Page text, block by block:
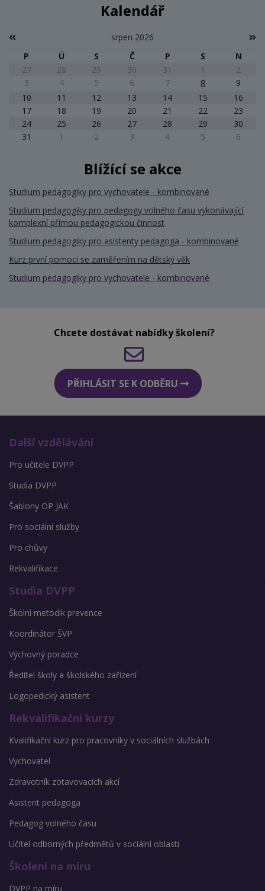
Kalendář
srpen 2026
P
Ú S Č P S
N
27
28 29 30 31 1
2
3
4 5 6 7 8
9
10
11 12 13 14 15
16
17
18 19 20 21 22
23
24
25 26 27 28 29
30
31
1 2 3 4 5 6
Blížící se akce
Studium pedagogiky pro vychovatele - kombinované
Studium pedagogiky pro pedagogy volného času vykonávající
komplexní přímou pedagogickou činnost
Studium pedagogiky pro asistenty pedagoga - kombinované
Kurz první pomoci se zaměřením na dětský věk
Studium pedagogiky pro vychovatele - kombinované
Chcete dostávat nabídky školení?
PŘIHLÁSIT SE K ODBĚRU
Další vzdělávání
Pro učitele DVPP
Studia DVPP
Šablony OP JAK
Pro sociální služby
Pro chůvy
Rekvalifikace
Studia DVPP
Školní metodik prevence
Koordinátor ŠVP
Výchovný poradce
Ředitel školy a školského zařízení
Logopedický asistent
Rekvalifikační kurzy
Kvalifikační kurz pro pracovníky v sociálních službách
Vychovatel
Zdravotník zotavovacích akcí
Asistent pedagoga
Pedagog volného času
Učitel odborných předmětů v sociální oblasti
Školení na míru
DVPP na míru